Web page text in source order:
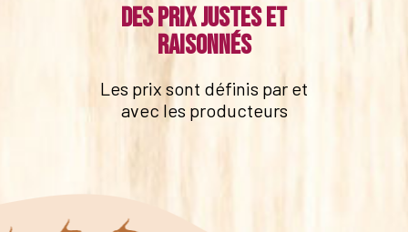
Des prix justes et
raisonnés
Les prix sont définis par et
avec les producteurs